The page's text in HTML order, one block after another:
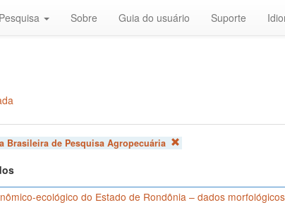
Pesquisa Sobre Guia do usuário Suporte
Brasileira de Pesquisa Agropecuária
ecológico do Estado de Rondônia – dados